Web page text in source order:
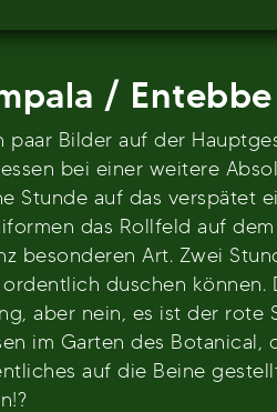
/ Entebbe
paar Bilder auf der
bei einer weitere
Stunde auf das verspätet
das Rollfeld auf
besonderen Art. Zwei
duschen können.
aber nein, es ist der rote
im Garten des
auf die Beine